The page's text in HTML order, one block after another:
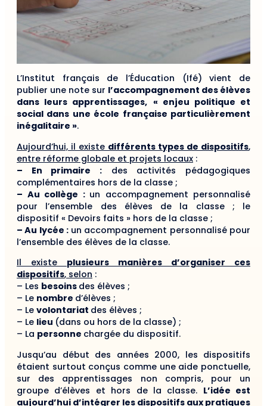
L’Institut français de l’Éducation (Ifé) vient de
publier une note sur l’accompagnement des élèves
dans leurs apprentissages, « enjeu politique et
social dans une école française particulièrement
inégalitaire ».
Aujourd’hui, il existe différents types de dispositifs,
entre réforme globale et projets locaux :
– En primaire : des activités pédagogiques
complémentaires hors de la classe ;
– Au collège : un accompagnement personnalisé
pour l’ensemble des élèves de la classe ; le
dispositif « Devoirs faits » hors de la classe ;
– Au lycée :un accompagnement personnalisé pour
l’ensemble des élèves de la classe.
Il existe plusieurs manières d’organiser ces
dispositifs, selon :
– Les besoins des élèves ;
– Le nombre d’élèves ;
– Le volontariat des élèves ;
– Le lieu (dans ou hors de la classe) ;
– La personne chargée du dispositif.
Jusqu’au début des années 2000, les dispositifs
étaient surtout conçus comme une aide ponctuelle,
sur des apprentissages non compris, pour un
groupe d’élèves et hors de la classe. L’idée est
aujourd’hui d’intégrer les dispositifs aux pratiques